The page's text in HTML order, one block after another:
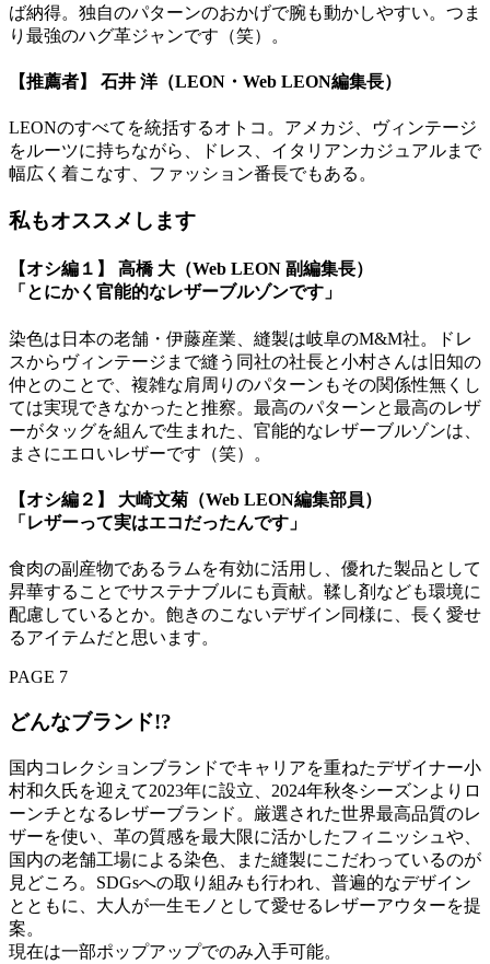
ば納得。独自のパターンのおかげで腕も動かしやすい。つま
り最強のハグ革ジャンです（笑）。
【推薦者】 石井 洋（LEON・Web LEON編集長）
LEONのすべてを統括するオトコ。アメカジ、ヴィンテージ
をルーツに持ちながら、ドレス、イタリアンカジュアルまで
幅広く着こなす、ファッション番長でもある。
私もオススメします
【オシ編１】 高橋 大（Web LEON 副編集長）
「とにかく官能的なレザーブルゾンです」
染色は日本の老舗・伊藤産業、縫製は岐阜のM&M社。ドレ
スからヴィンテージまで縫う同社の社長と小村さんは旧知の
仲とのことで、複雑な肩周りのパターンもその関係性無くし
ては実現できなかったと推察。最高のパターンと最高のレザ
ーがタッグを組んで生まれた、官能的なレザーブルゾンは、
まさにエロいレザーです（笑）。
【オシ編２】 大崎文菊（Web LEON編集部員）
「レザーって実はエコだったんです」
食肉の副産物であるラムを有効に活用し、優れた製品として
昇華することでサステナブルにも貢献。鞣し剤なども環境に
配慮しているとか。飽きのこないデザイン同様に、長く愛せ
るアイテムだと思います。
PAGE 7
どんなブランド!?
国内コレクションブランドでキャリアを重ねたデザイナー小
村和久氏を迎えて2023年に設立、2024年秋冬シーズンよりロ
ーンチとなるレザーブランド。厳選された世界最高品質のレ
ザーを使い、革の質感を最大限に活かしたフィニッシュや、
国内の老舗工場による染色、また縫製にこだわっているのが
見どころ。SDGsへの取り組みも行われ、普遍的なデザイン
とともに、大人が一生モノとして愛せるレザーアウターを提
案。
現在は一部ポップアップでのみ入手可能。